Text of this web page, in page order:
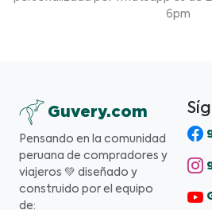
6pm
Guvery.com
Pensando en la comunidad
peruana de compradores y
viajeros 💚 diseñado y
construido por el equipo
de: